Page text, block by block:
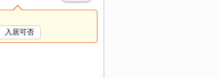
入居可否